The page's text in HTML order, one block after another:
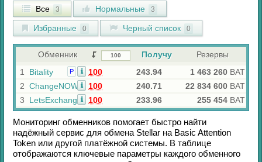
Все 3 Нормальные 3
Избранные 0 Черный список 0
Обменник Получу
Резервы
1
Bitality Р 100 243.94 1 463 260 BAT
2 ChangeNOW 100 240.71 22 834 600 BAT
3
LetsExchange 100 233.96 255 454 BAT
Мониторинг обменников помогает быстро найти
надёжный сервис для обмена Stellar на Basic Attention
Token или другой платёжной системы. В таблице
отображаются ключевые параметры каждого обменного